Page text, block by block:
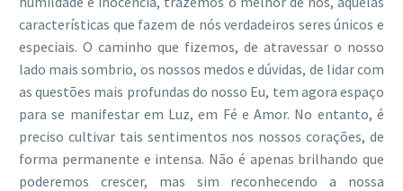
características que fazem de nós verdadeiros seres únicos e
especiais. O caminho que fizemos, de atravessar o nosso
lado mais sombrio, os nossos medos e dúvidas, de lidar com
as questões mais profundas do nosso Eu, tem agora espaço
para se manifestar em Luz, em Fé e Amor. No entanto, é
preciso cultivar tais sentimentos nos nossos corações, de
forma permanente e intensa. Não é apenas brilhando que
poderemos crescer, mas sim reconhecendo a nossa